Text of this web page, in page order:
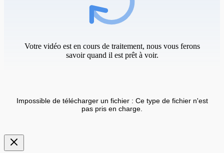
Votre vidéo est en cours de traitement, nous vous ferons
savoir quand il est prêt à voir.
Impossible de télécharger un fichier : Ce type de fichier n'est
pas pris en charge.